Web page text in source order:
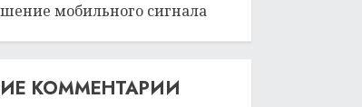
мобильного сигнала
КОММЕНТАРИИ